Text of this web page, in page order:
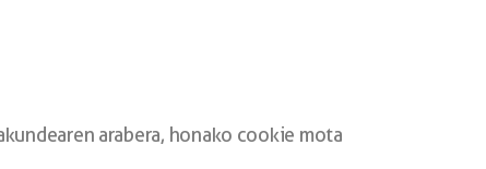
arabera, honako cookie mota